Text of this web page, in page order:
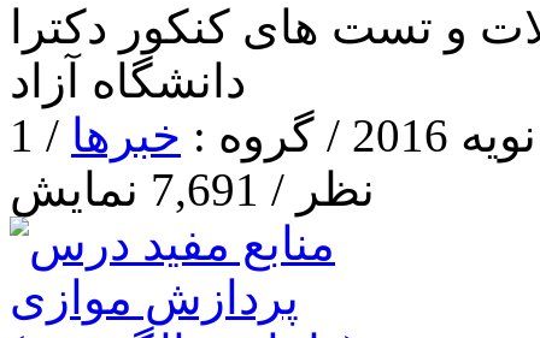
و تست های کنکور دکترا
دانشگاه آزاد
خبرها
/ 1
نظر / 7,691 نمایش